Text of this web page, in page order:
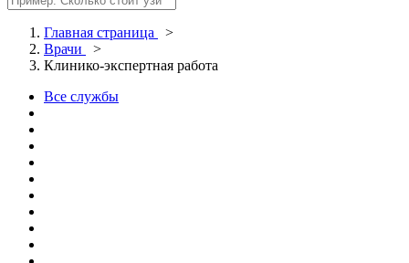
Главная страница
>
Врачи
>
Клинико-экспертная работа
Все службы